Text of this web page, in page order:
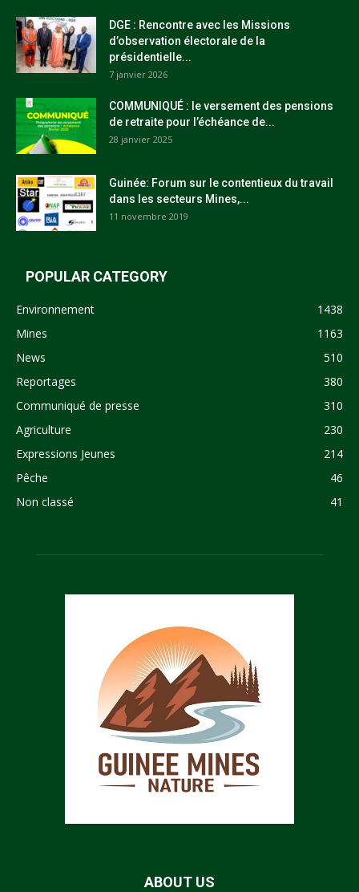
DGE : Rencontre avec les Missions
d’observation électorale de la
présidentielle...
7 janvier 2026
COMMUNIQUÉ : le versement des pensions
de retraite pour l’échéance de...
28 janvier 2025
Guinée: Forum sur le contentieux du travail
dans les secteurs Mines,...
11 novembre 2019
POPULAR CATEGORY
Environnement
1438
Mines
1163
News
510
Reportages
380
Communiqué de presse
310
Agriculture
230
Expressions Jeunes
214
Pêche
46
Non classé
41
ABOUT US